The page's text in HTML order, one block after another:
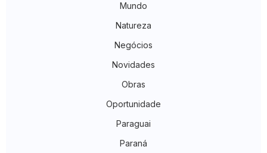
Mundo
Natureza
Negócios
Novidades
Obras
Oportunidade
Paraguai
Paraná